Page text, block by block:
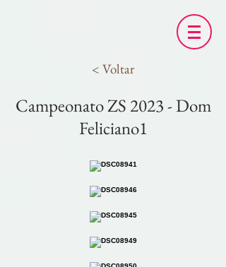
< Voltar
Campeonato ZS 2023 - Dom
Feliciano1